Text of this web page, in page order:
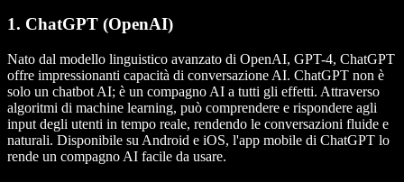
1. ChatGPT (OpenAI)
Nato dal modello linguistico avanzato di OpenAI, GPT-4, ChatGPT
offre impressionanti capacità di conversazione AI. ChatGPT non è
solo un chatbot AI; è un compagno AI a tutti gli effetti. Attraverso
algoritmi di machine learning, può comprendere e rispondere agli
input degli utenti in tempo reale, rendendo le conversazioni fluide e
naturali. Disponibile su Android e iOS, l'app mobile di ChatGPT lo
rende un compagno AI facile da usare.